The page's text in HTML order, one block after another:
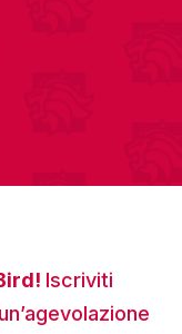
Iscriviti